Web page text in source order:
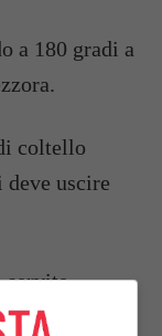
a 180 gradi a
coltello
uscire
servite
insalatine e a